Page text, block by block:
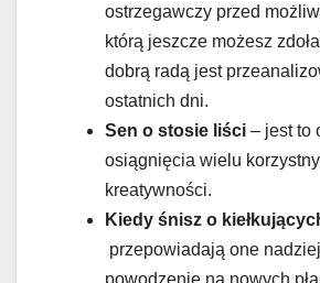
ostrzegawczy przed
którą jeszcze możesz
dobrą radą jest
ostatnich dni.
Sen o stosie liści – jest to
osiągnięcia wielu
kreatywności.
Kiedy śnisz o
przepowiadają one